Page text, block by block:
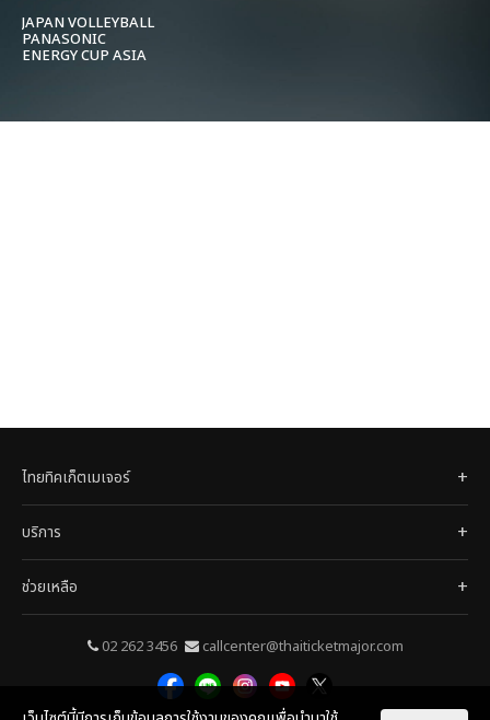
JAPAN VOLLEYBALL
PANASONIC
ENERGY CUP ASIA
ไทยทิคเก็ตเมเจอร์
บริการ
ช่วยเหลือ
02 262 3456 callcenter@thaiticketmajor.com